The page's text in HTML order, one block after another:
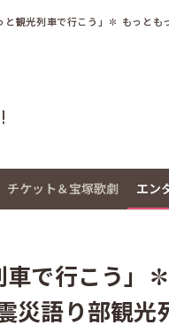
と観光列車で行こう」✽ もっとも
チケット＆宝塚歌劇 エン
で行こう」
語り部観光